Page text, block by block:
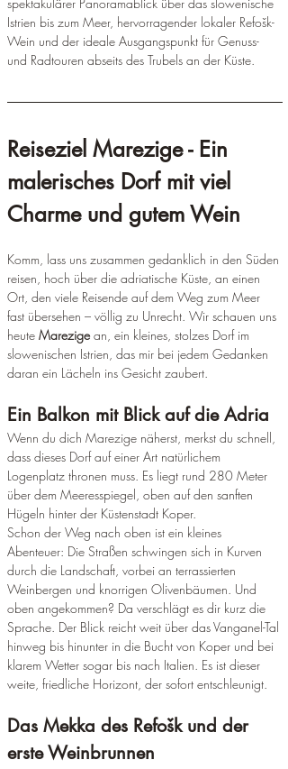
Istrien bis zum Meer, hervorragender lokaler Refošk-
Wein und der ideale Ausgangspunkt für Genuss-
und Radtouren abseits des Trubels an der Küste.
Reiseziel Marezige - Ein
malerisches Dorf mit viel
Charme und gutem Wein
Komm, lass uns zusammen gedanklich in den Süden
reisen, hoch über die adriatische Küste, an einen
Ort, den viele Reisende auf dem Weg zum Meer
fast übersehen – völlig zu Unrecht. Wir schauen uns
heute Marezige an, ein kleines, stolzes Dorf im
slowenischen Istrien, das mir bei jedem Gedanken
daran ein Lächeln ins Gesicht zaubert.
Ein Balkon mit Blick auf die Adria
Wenn du dich Marezige näherst, merkst du schnell,
dass dieses Dorf auf einer Art natürlichem
Logenplatz thronen muss. Es liegt rund 280 Meter
über dem Meeresspiegel, oben auf den sanften
Hügeln hinter der Küstenstadt Koper.
Schon der Weg nach oben ist ein kleines
Abenteuer: Die Straßen schwingen sich in Kurven
durch die Landschaft, vorbei an terrassierten
Weinbergen und knorrigen Olivenbäumen. Und
oben angekommen? Da verschlägt es dir kurz die
Sprache. Der Blick reicht weit über das Vanganel-Tal
hinweg bis hinunter in die Bucht von Koper und bei
klarem Wetter sogar bis nach Italien. Es ist dieser
weite, friedliche Horizont, der sofort entschleunigt.
Das Mekka des Refošk und der
erste Weinbrunnen